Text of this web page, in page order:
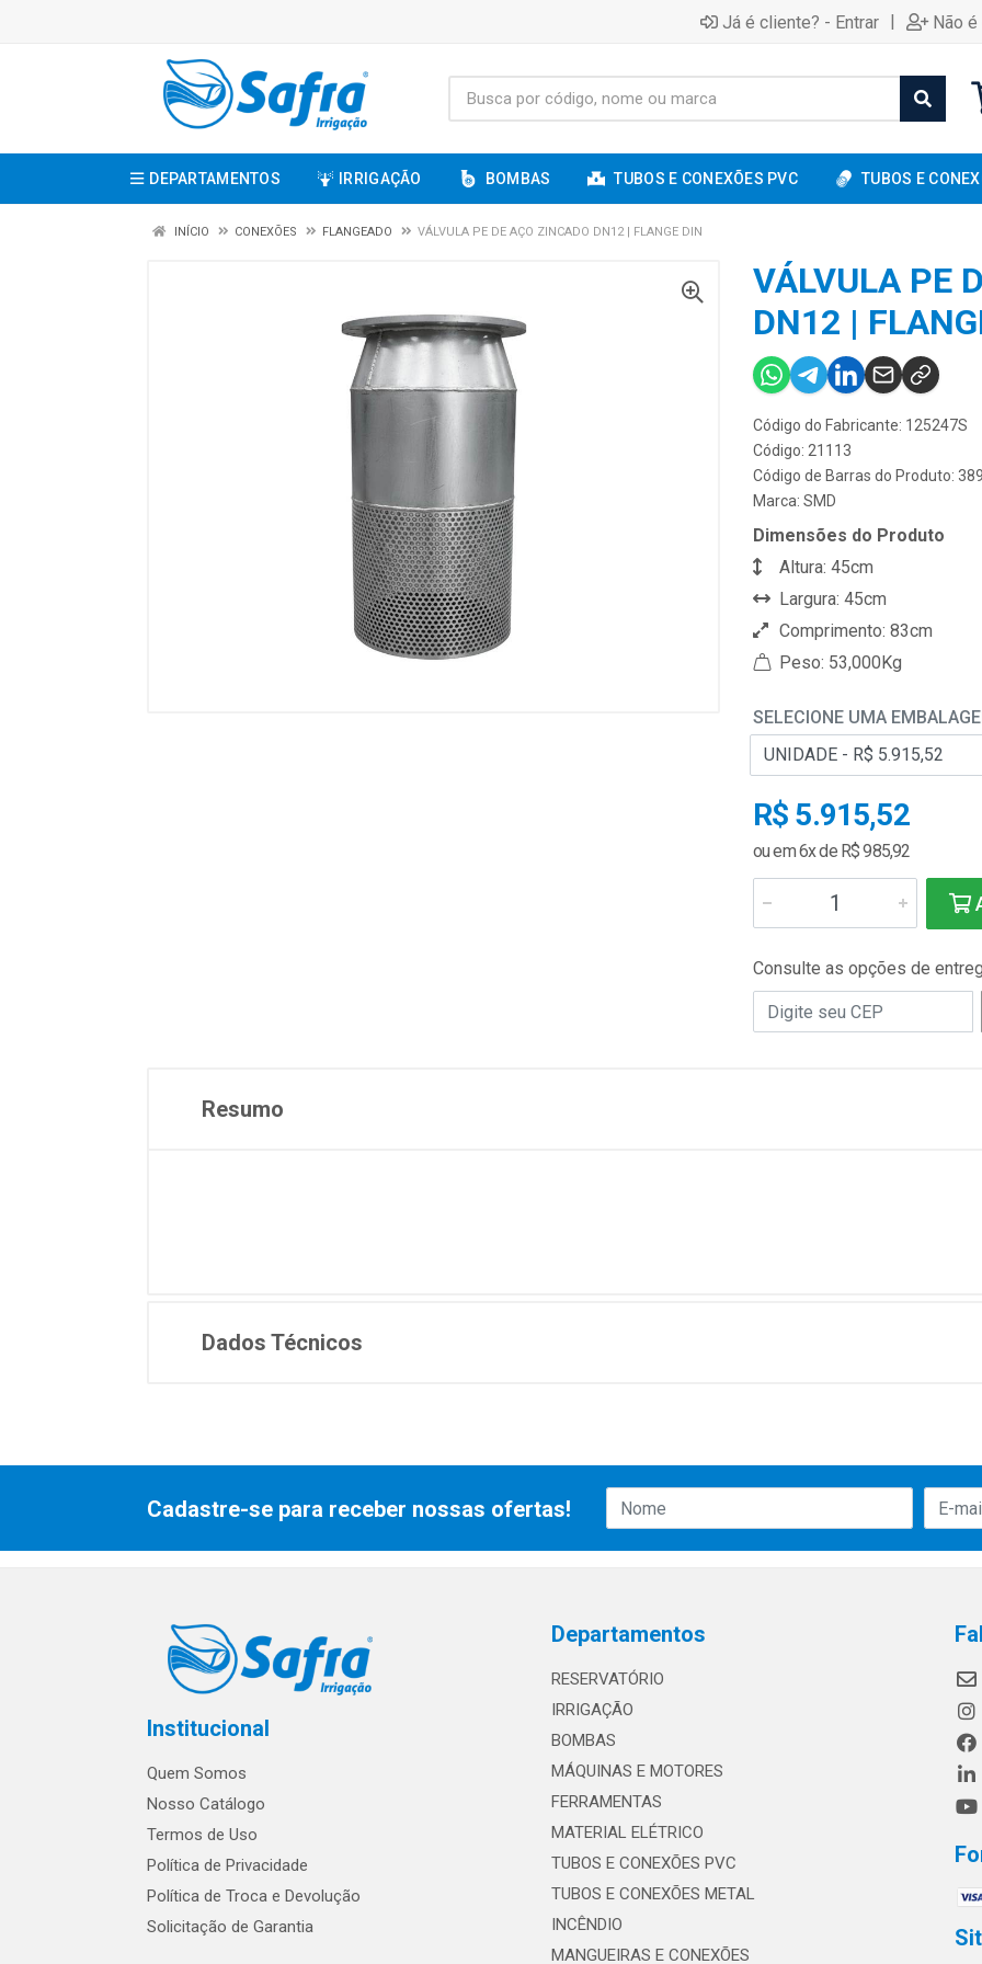
Já é cliente? - Entrar | Não
DEPARTAMENTOS IRRIGAÇÃO BOMBAS TUBOS E CONEXÕES PVC TUBOS E
INÍCIO CONEXÕES FLANGEADO VÁLVULA PE DE AÇO ZINCADO DN12 | FLANGE DIN
VÁLVULA PE
DN12 |
Código do Fabricante: 125247S
Código: 21113
Código de Barras do Produto:
Marca: SMD
Dimensões do Produto
Altura: 45cm
Largura: 45cm
Comprimento: 83cm
Peso: 53,000Kg
SELECIONE UMA
R$ 5.915,52
ou em 6x de R$ 985,92
Consulte as opções de
Resumo
Dados Técnicos
Cadastre-se para receber nossas ofertas!
Institucional
Quem Somos
Nosso Catálogo
Termos de Uso
Política de Privacidade
Política de Troca e Devolução
Solicitação de Garantia
Departamentos
RESERVATÓRIO
IRRIGAÇÃO
BOMBAS
MÁQUINAS E MOTORES
FERRAMENTAS
MATERIAL ELÉTRICO
TUBOS E CONEXÕES PVC
TUBOS E CONEXÕES METAL
INCÊNDIO
MANGUEIRAS E CONEXÕES